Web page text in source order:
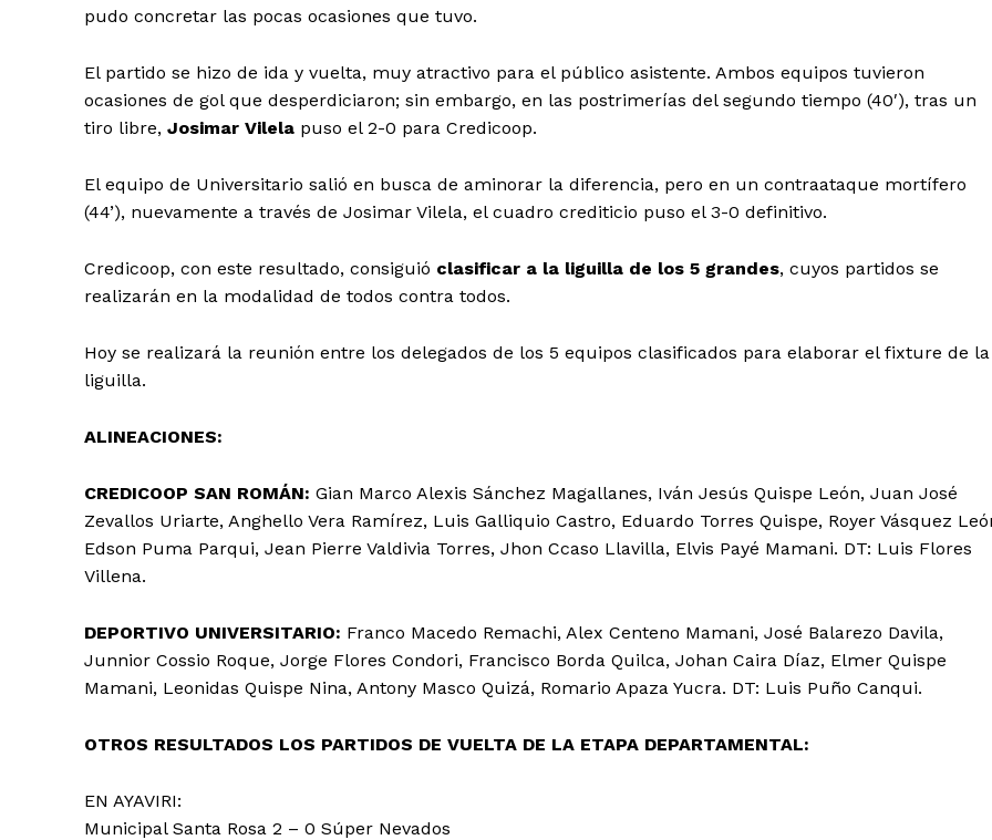
Diario los Andes
pudo concretar las pocas ocasiones que tuvo.
El partido se hizo de ida y vuelta, muy atractivo para el público asistente. Ambos equipos tuvieron
ocasiones de gol que desperdiciaron; sin embargo, en las postrimerías del segundo tiempo (40′), tras un
tiro libre, Josimar Vilela puso el 2-0 para Credicoop.
El equipo de Universitario salió en busca de aminorar la diferencia, pero en un contraataque mortífero
(44’), nuevamente a través de Josimar Vilela, el cuadro crediticio puso el 3-0 definitivo.
Credicoop, con este resultado, consiguió clasificar a la liguilla de los 5 grandes, cuyos partidos se
realizarán en la modalidad de todos contra todos.
Hoy se realizará la reunión entre los delegados de los 5 equipos clasificados para elaborar el fixture de la
liguilla.
ALINEACIONES:
CREDICOOP SAN ROMÁN: Gian Marco Alexis Sánchez Magallanes, Iván Jesús Quispe León, Juan José
Zevallos Uriarte, Anghello Vera Ramírez, Luis Galliquio Castro, Eduardo Torres Quispe, Royer Vásquez
Edson Puma Parqui, Jean Pierre Valdivia Torres, Jhon Ccaso Llavilla, Elvis Payé Mamani. DT: Luis Flores
Villena.
DEPORTIVO UNIVERSITARIO: Franco Macedo Remachi, Alex Centeno Mamani, José Balarezo Davila,
Junnior Cossio Roque, Jorge Flores Condori, Francisco Borda Quilca, Johan Caira Díaz, Elmer Quispe
Mamani, Leonidas Quispe Nina, Antony Masco Quizá, Romario Apaza Yucra. DT: Luis Puño Canqui.
OTROS RESULTADOS LOS PARTIDOS DE VUELTA DE LA ETAPA DEPARTAMENTAL:
EN AYAVIRI:
Municipal Santa Rosa 2 – 0 Súper Nevados